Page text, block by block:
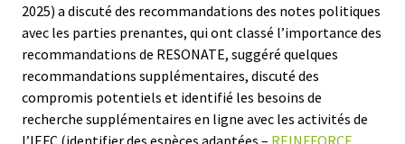
2025) a discuté des recommandations des notes politiques
avec les parties prenantes, qui ont classé l’importance des
recommandations de RESONATE, suggéré quelques
recommandations supplémentaires, discuté des
compromis potentiels et identifié les besoins de
recherche supplémentaires en ligne avec les activités de
l’IEFC (identifier des espèces adaptées – REINFFORCE